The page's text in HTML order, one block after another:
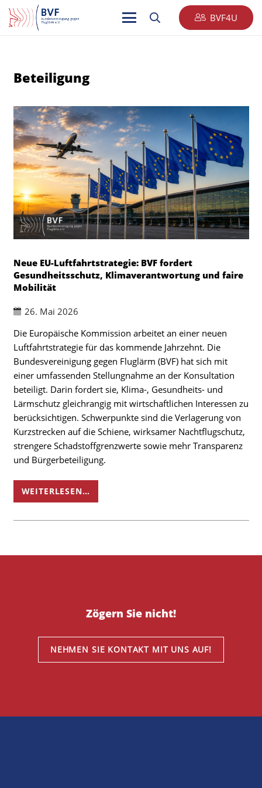
BVF4U
Beteiligung
Neue EU-Luftfahrtstrategie: BVF fordert
Gesundheitsschutz, Klimaverantwortung und faire
Mobilität
26. Mai 2026
Die Europäische Kommission arbeitet an einer neuen
Luftfahrtstrategie für das kommende Jahrzehnt. Die
Bundesvereinigung gegen Fluglärm (BVF) hat sich mit
einer umfassenden Stellungnahme an der Konsultation
beteiligt. Darin fordert sie, Klima-, Gesundheits- und
Lärmschutz gleichrangig mit wirtschaftlichen Interessen zu
berücksichtigen. Schwerpunkte sind die Verlagerung von
Kurzstrecken auf die Schiene, wirksamer Nachtflugschutz,
strengere Schadstoffgrenzwerte sowie mehr Transparenz
und Bürgerbeteiligung.
WEITERLESEN…
Zögern Sie nicht!
NEHMEN SIE KONTAKT MIT UNS AUF!